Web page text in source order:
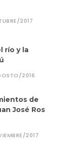
2017
río y la
2016
de
José Ros
2017